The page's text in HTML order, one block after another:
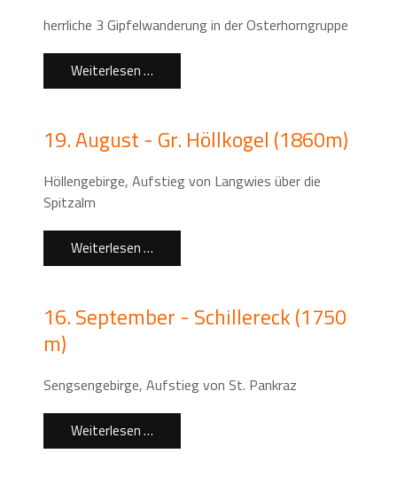
herrliche 3 Gipfelwanderung in der Osterhorngruppe
Weiterlesen …
19. August - Gr. Höllkogel (1860m)
Höllengebirge, Aufstieg von Langwies über die
Spitzalm
Weiterlesen …
16. September - Schillereck (1750
m)
Sengsengebirge, Aufstieg von St. Pankraz
Weiterlesen …